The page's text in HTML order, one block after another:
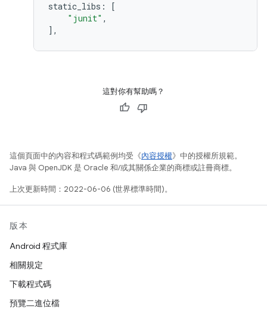
static_libs :
[
"junit" ,
],
這對你有幫助嗎？
這個頁面中的內容和程式碼範例均受《內容授權》中的授權所規範。
Java 與 OpenJDK 是 Oracle 和/或其關係企業的商標或註冊商標。
上次更新時間：2022-06-06 (世界標準時間)。
版本
Android 程式庫
相關規定
下載程式碼
預覽二進位檔